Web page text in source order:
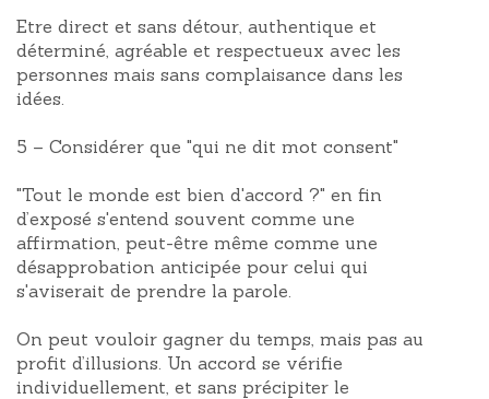
Etre direct et sans détour, authentique et
déterminé, agréable et respectueux avec les
personnes mais sans complaisance dans les
idées.
5 – Considérer que "qui ne dit mot consent"
"Tout le monde est bien d'accord ?" en fin
d’exposé s'entend souvent comme une
affirmation, peut-être même comme une
désapprobation anticipée pour celui qui
s'aviserait de prendre la parole.
On peut vouloir gagner du temps, mais pas au
profit d’illusions. Un accord se vérifie
individuellement, et sans précipiter le